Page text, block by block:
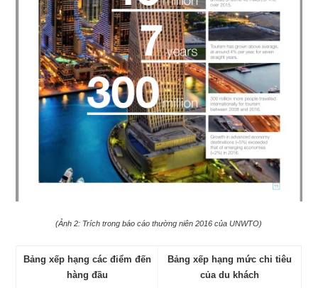
(Ảnh 2: Trích trong báo cáo thường niên 2016 của UNWTO)
Bảng xếp hạng các điểm đến
hàng đầu
Bảng xếp hạng mức chi tiêu
của du khách